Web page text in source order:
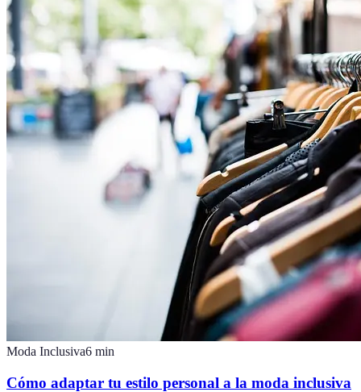
Moda Inclusiva6 min
Cómo adaptar tu estilo personal a la moda inclusiva